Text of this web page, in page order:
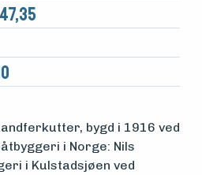
bygd i 1916 ved
i Norge: Nils
i Kulstadsjøen ved